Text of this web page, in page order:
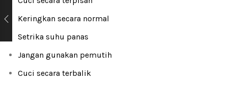
Keringkan secara normal
Setrika suhu panas
Jangan gunakan pemutih
Cuci secara terbalik